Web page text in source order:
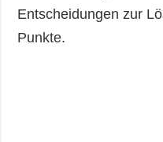
Entscheidungen zur
Punkte.